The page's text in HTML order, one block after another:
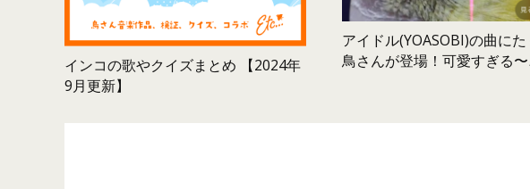
インコの歌やクイズまとめ 【2024年
9月更新】
アイドル(YOASOBI)の曲に
鳥さんが登場！可愛すぎる〜